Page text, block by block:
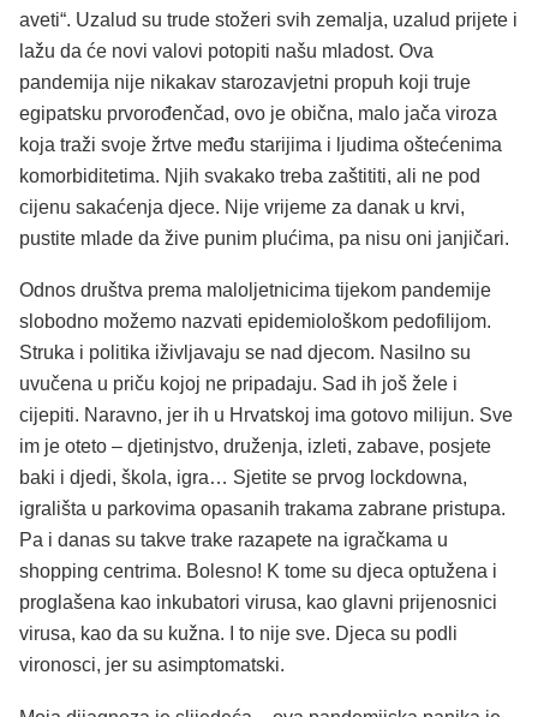
aveti“. Uzalud su trude stožeri svih zemalja, uzalud prijete i
lažu da će novi valovi potopiti našu mladost. Ova
pandemija nije nikakav starozavjetni propuh koji truje
egipatsku prvorođenčad, ovo je obična, malo jača viroza
koja traži svoje žrtve među starijima i ljudima oštećenima
komorbiditetima. Njih svakako treba zaštititi, ali ne pod
cijenu sakaćenja djece. Nije vrijeme za danak u krvi,
pustite mlade da žive punim plućima, pa nisu oni janjičari.
Odnos društva prema maloljetnicima tijekom pandemije
slobodno možemo nazvati epidemiološkom pedofilijom.
Struka i politika iživljavaju se nad djecom. Nasilno su
uvučena u priču kojoj ne pripadaju. Sad ih još žele i
cijepiti. Naravno, jer ih u Hrvatskoj ima gotovo milijun. Sve
im je oteto – djetinjstvo, druženja, izleti, zabave, posjete
baki i djedi, škola, igra… Sjetite se prvog lockdowna,
igrališta u parkovima opasanih trakama zabrane pristupa.
Pa i danas su takve trake razapete na igračkama u
shopping centrima. Bolesno! K tome su djeca optužena i
proglašena kao inkubatori virusa, kao glavni prijenosnici
virusa, kao da su kužna. I to nije sve. Djeca su podli
vironosci, jer su asimptomatski.